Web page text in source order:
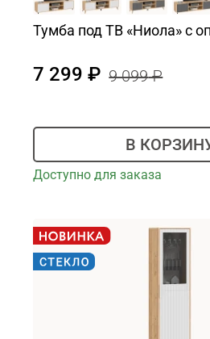
Тумба под ТВ «Ниола» с
7 299 9 099
В
Доступно для заказа